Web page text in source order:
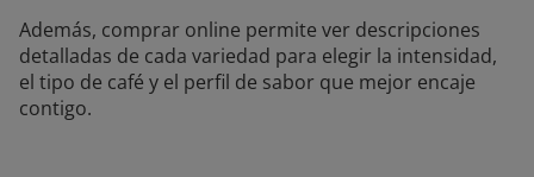
Además, comprar online permite ver descripciones
detalladas de cada variedad para elegir la intensidad,
el tipo de café y el perfil de sabor que mejor encaje
contigo.